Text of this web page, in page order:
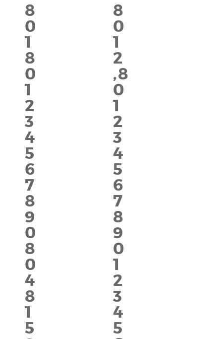
8
0
1
8
0
1
2
3
4
5
6
7
8
9
0
8
0
4
8
1
5
8
0
1
2
,8
0
1
2
3
4
5
6
7
8
9
0
1
2
3
4
5